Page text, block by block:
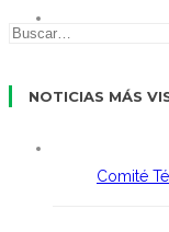
NOTICIAS MÁS
Comité